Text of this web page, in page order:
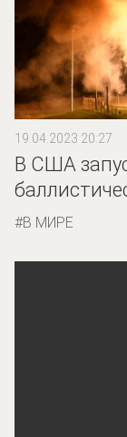
19.04.2023 20:27
В США
В МИРЕ